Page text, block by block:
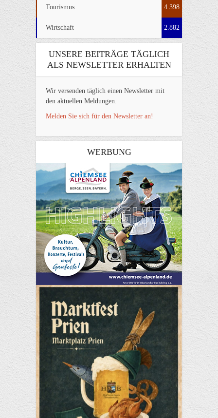
Tourismus 4.398
Wirtschaft 2.882
UNSERE BEITRÄGE TÄGLICH
ALS NEWSLETTER ERHALTEN
Wir versenden täglich einen Newsletter mit
den aktuellen Meldungen.
Melden Sie sich für den Newsletter an!
WERBUNG